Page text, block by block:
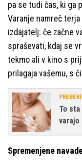
pa se tudi čas, ki ga
Varanje namreč
izdajatelj: če začne
spraševati, kdaj se
tekmo ali v kino s
prilagaja vašemu, s
PREBERI
To
varajo
Spremenjene